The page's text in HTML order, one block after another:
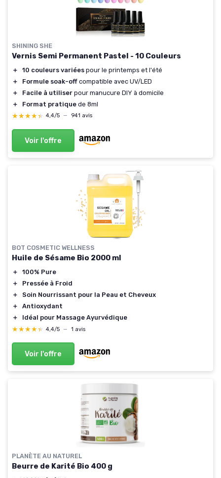
SHINING SHE
Vernis Semi Permanent Pastel - 10 Couleurs
＋ 10 couleurs variées pour le printemps et l'été
＋
Formule soak-off compatible avec UV/LED
＋
Facile à utiliser pour manucure DIY à domicile
＋
Format pratique de 8ml
★★★★★
★★★★★ 4,4/5 — 941 avis
Voir l'offre
BOT COSMETIC WELLNESS
Huile de Sésame Bio 2000 ml
＋
100% Pure
＋
Pressée à Froid
＋
Soin Nourrissant pour la Peau et Cheveux
＋
Antioxydant
＋
Idéal pour Massage Ayurvédique
★★★★★
★★★★★ 4,4/5 — 1 avis
Voir l'offre
PLANÈTE AU NATUREL
Beurre de Karité Bio 400 g